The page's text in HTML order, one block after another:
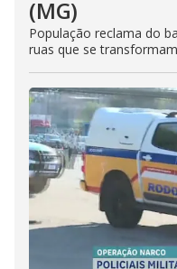
(MG)
População reclama do
ruas que se